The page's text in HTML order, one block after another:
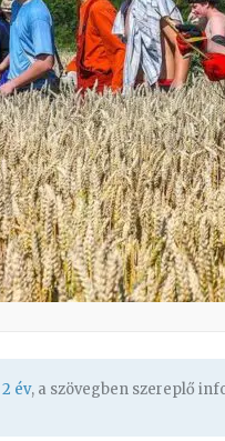
2 év, a szövegben szereplő